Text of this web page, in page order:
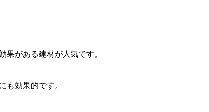
果がある建材が人気です。
も効果的です。